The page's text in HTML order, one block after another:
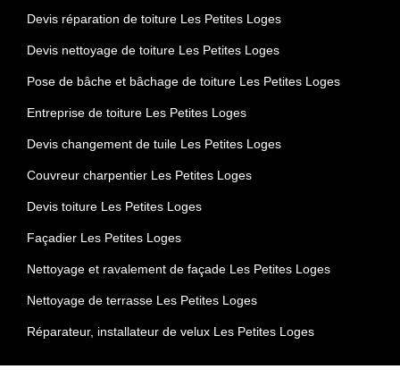
Devis réparation de toiture Les Petites Loges
Devis nettoyage de toiture Les Petites Loges
Pose de bâche et bâchage de toiture Les Petites Loges
Entreprise de toiture Les Petites Loges
Devis changement de tuile Les Petites Loges
Couvreur charpentier Les Petites Loges
Devis toiture Les Petites Loges
Façadier Les Petites Loges
Nettoyage et ravalement de façade Les Petites Loges
Nettoyage de terrasse Les Petites Loges
Réparateur, installateur de velux Les Petites Loges